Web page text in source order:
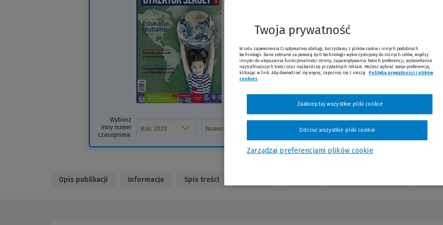
Wybierz
inny numer
czasopisma:
Opis publikacji Informacje Spis treści
Twoja prywatność
W celu zapewnienia Ci optymalnej obsługi, korzystamy z plików cookie i innych podobnych
technologii. Dane zebrane za pomocą tych technologii wykorzystujemy do różnych celów, między
innymi do ulepszania funkcjonalności strony, zapamiętywania Twoich preferencji, wyświetlania
najtrafniejszych treści oraz najbardziej przydatnych reklam. Możesz wybrać swoje preferencje,
klikając w link. Aby dowiedzieć się więcej, zapoznaj się z naszą
Polityką prywatności i plików
cookies
Zarządzaj preferencjami plików cookie
Odrzuć wszystkie pliki cookie
Zaakceptuj wszystkie pliki cookie